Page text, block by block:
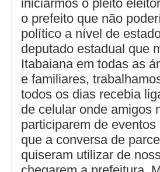
iniciarmos o pleito
o prefeito que não
político a nível de
deputado estadual que
Itabaiana em todas as
e familiares,
todos os dias recebia
de celular onde amigos
participarem de
que a conversa de
quiseram utilizar de